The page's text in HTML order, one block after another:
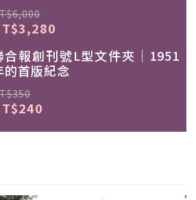
合報創刊號L型文件夾｜1951
的首版紀念